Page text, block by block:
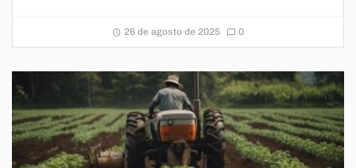
26 de agosto de 2025 0